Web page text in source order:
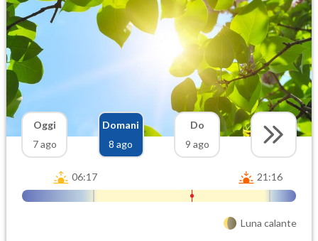
Oggi
7 ago
Domani
8 ago
Do
9 ago
06:17 21:16
Luna calante